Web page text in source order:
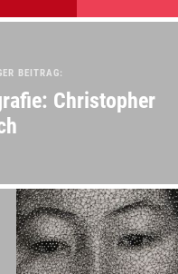
BEITRAG:
Christopher